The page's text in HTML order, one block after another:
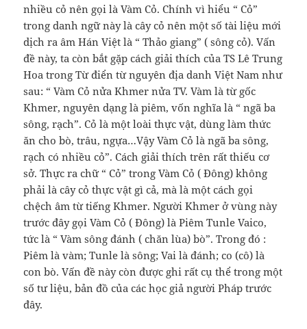
nhiều cỏ nên gọi là Vàm Cỏ. Chính vì hiểu “ Cỏ”
trong danh ngữ này là cây cỏ nên một số tài liệu mới
dịch ra âm Hán Việt là “ Thảo giang” ( sông cỏ). Vấn
đề này, ta còn bắt gặp cách giải thích của TS Lê Trung
Hoa trong Từ điển từ nguyên địa danh Việt Nam như
sau: “ Vàm Cỏ nửa Khmer nửa TV. Vàm là từ gốc
Khmer, nguyên dạng là piêm, vốn nghĩa là “ ngã ba
sông, rạch”. Cỏ là một loài thực vật, dùng làm thức
ăn cho bò, trâu, ngựa…Vậy Vàm Cỏ là ngã ba sông,
rạch có nhiều cỏ”. Cách giải thích trên rất thiếu cơ
sở. Thực ra chữ “ Cỏ” trong Vàm Cỏ ( Đông) không
phải là cây cỏ thực vật gì cả, mà là một cách gọi
chệch âm từ tiếng Khmer. Người Khmer ở vùng này
trước đây gọi Vàm Cỏ ( Đông) là Piêm Tunle Vaico,
tức là “ Vàm sông đánh ( chăn lùa) bò”. Trong đó :
Piêm là vàm; Tunle là sông; Vai là đánh; co (cô) là
con bò. Vấn đề này còn được ghi rất cụ thể trong một
số tư liệu, bản đồ của các học giả người Pháp trước
đây.